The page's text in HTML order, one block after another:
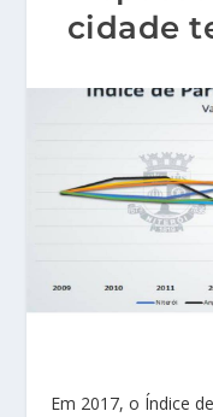
cidade
Em 2017, o Índice